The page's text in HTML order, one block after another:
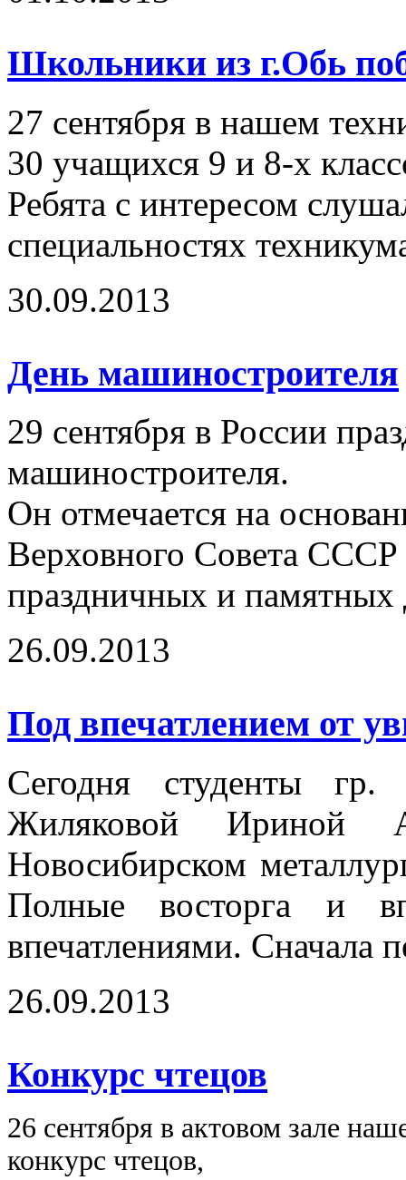
Школьники из г.Обь
27 сентября в нашем
30 учащихся 9 и 8-х
Ребята с интересом
специальностях
30.09.2013
День машиностроителя
29 сентября в России
машиностроителя.
Он отмечается на
Верховного Совета СССР
праздничных и
26.09.2013
Под впечатлением от
Сегодня студенты
Жиляковой Ириной
Новосибирском
Полные восторга и
впечатлениями. Сначала
26.09.2013
Конкурс чтецов
26 сентября в актовом зале
конкурс чтецов,